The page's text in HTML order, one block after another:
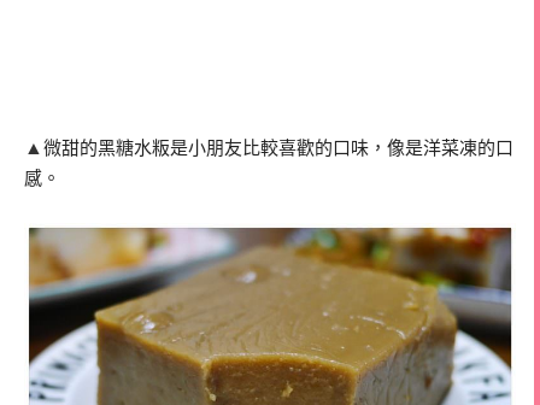
▲ 微甜的黑糖水粄是小朋友比較喜歡的口味，像是洋菜凍的口
感。